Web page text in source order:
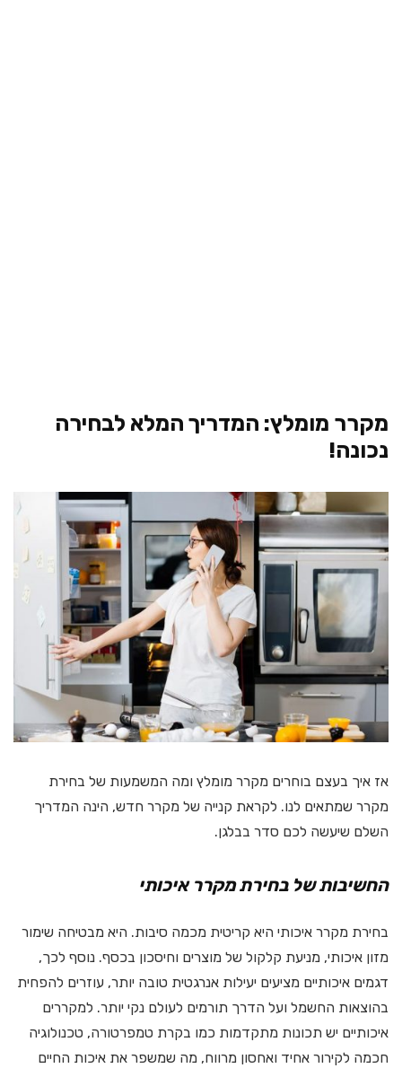
מקרר מומלץ: המדריך המלא לבחירה
נכונה!
אז איך בעצם בוחרים מקרר מומלץ ומה המשמעות של בחירת
מקרר שמתאים לנו. לקראת קנייה של מקרר חדש, הינה המדריך
השלם שיעשה לכם סדר בבלגן.
החשיבות של בחירת מקרר איכותי
בחירת מקרר איכותי היא קריטית מכמה סיבות. היא מבטיחה שימור
מזון איכותי, מניעת קלקול של מוצרים וחיסכון בכסף. נוסף לכך,
דגמים איכותיים מציעים יעילות אנרגטית טובה יותר, עוזרים להפחית
בהוצאות החשמל ועל הדרך תורמים לעולם נקי יותר. למקררים
איכותיים יש תכונות מתקדמות כמו בקרת טמפרטורה, טכנולוגיה
חכמה לקירור אחיד ואחסון מרווח, מה שמשפר את איכות החיים